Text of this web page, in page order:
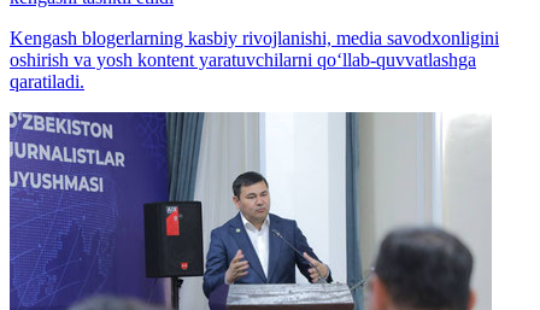
Kengash blogerlarning kasbiy rivojlanishi, media savodxonligini
oshirish va yosh kontent yaratuvchilarni qo‘llab-quvvatlashga
qaratiladi.